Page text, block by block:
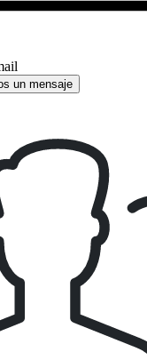
un mensaje